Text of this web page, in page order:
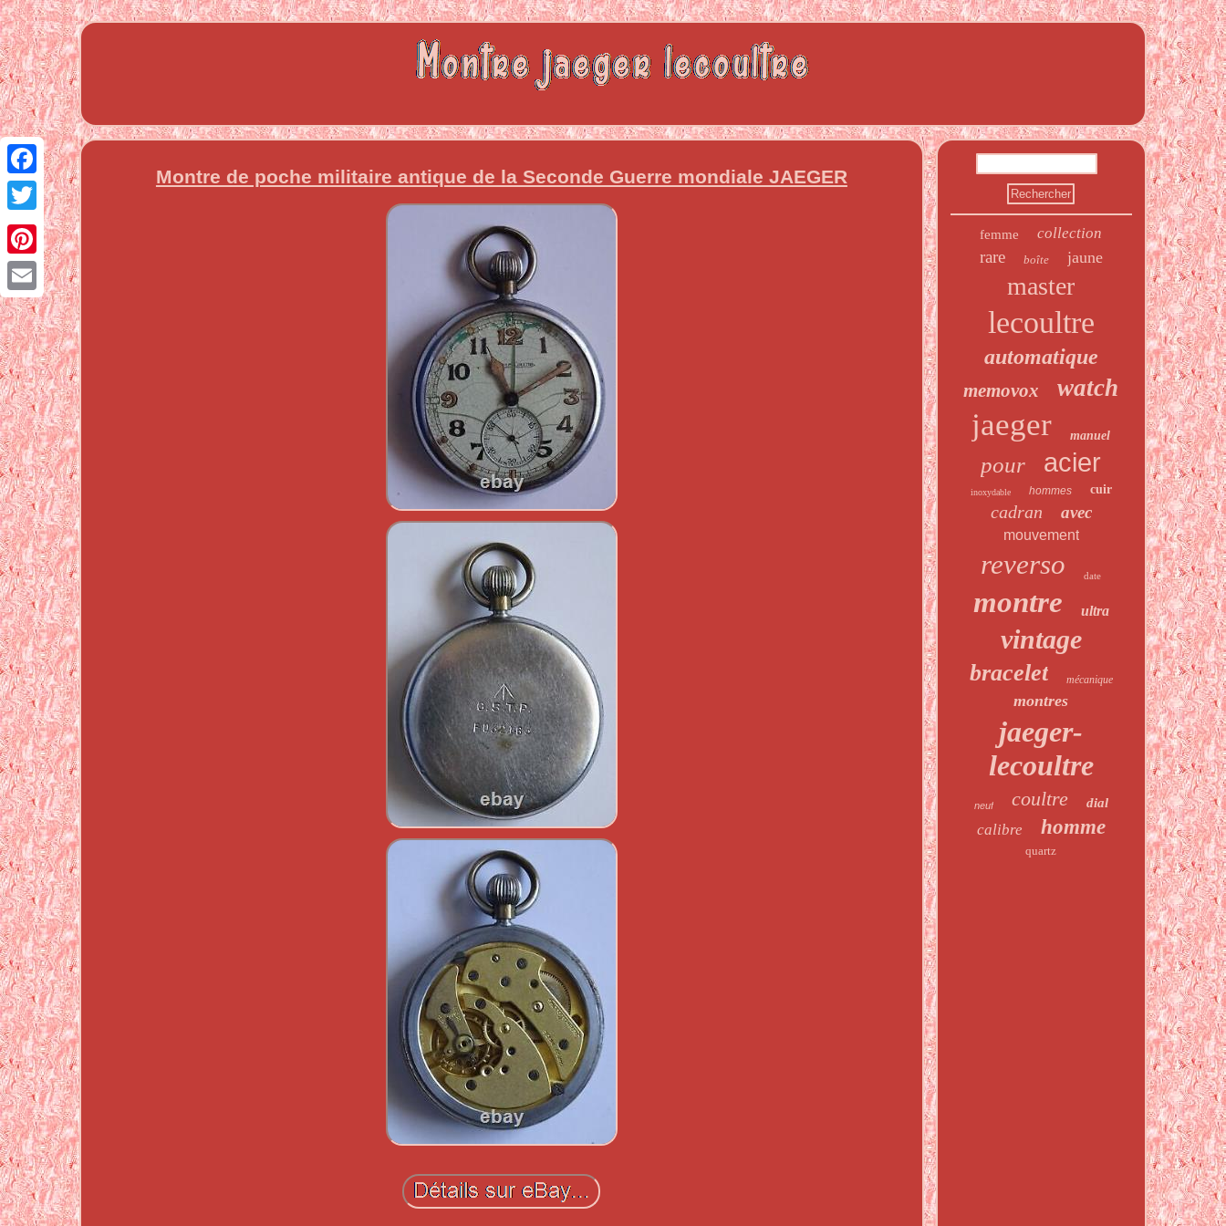
Facebook
Twitter
Pinterest
Email
Montre de poche militaire antique de la Seconde Guerre mondiale JAEGER
femme collection
rare boîte jaune
master
lecoultre
automatique
memovox watch
jaeger manuel
pour acier
inoxydable hommes cuir
cadran avec
mouvement
reverso date
montre ultra
vintage
bracelet mécanique
montres
jaeger-
lecoultre
neuf coultre dial
calibre homme
quartz